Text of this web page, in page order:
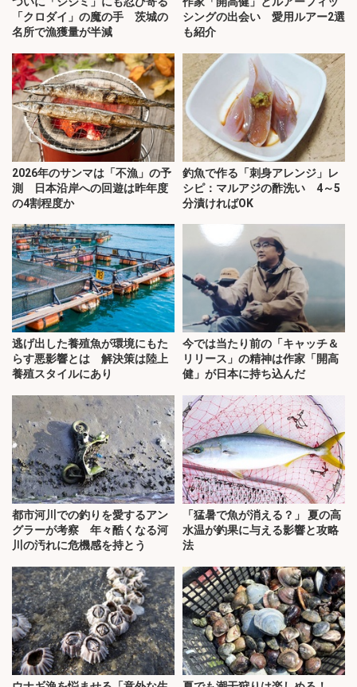
「クロダイ」の魔の手 茨城の
名所で漁獲量が半減
シングの出会い 愛用ルアー2選
も紹介
2026年のサンマは「不漁」の予
測 日本沿岸への回遊は昨年度
の4割程度か
釣魚で作る「刺身アレンジ」レ
シピ：マルアジの酢洗い 4～5
分漬ければOK
逃げ出した養殖魚が環境にもた
らす悪影響とは 解決策は陸上
養殖スタイルにあり
今では当たり前の「キャッチ＆
リリース」の精神は作家「開高
健」が日本に持ち込んだ
都市河川での釣りを愛するアン
グラーが考察 年々酷くなる河
川の汚れに危機感を持とう
「猛暑で魚が消える？」 夏の高
水温が釣果に与える影響と攻略
法